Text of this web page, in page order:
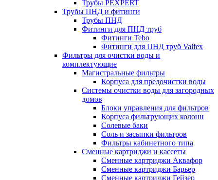
Трубы PEXPERT
Трубы ПНД и фитинги
Трубы ПНД
Фитинги для ПНД труб
Фитинги Tebo
Фитинги для ПНД труб Valfex
Фильтры для очистки воды и
комплектующие
Магистральные фильтры
Корпуса для предочистки воды
Системы очистки воды для загородных
домов
Блоки управления для фильтров
Корпуса фильтрующих колонн
Солевые баки
Соль и засыпки фильтров
Фильтры кабинетного типа
Сменные картриджи и кассеты
Сменные картриджи Аквафор
Сменные картриджи Барьер
Сменные картриджи Гейзер